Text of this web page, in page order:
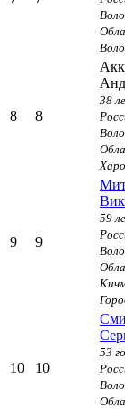
8 8
38
9 9
59
10 10
53